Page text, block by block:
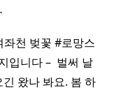
천 벚꽃 #로망스
입니다 – ​ 벌써 날
왔나 봐요. 봄 하